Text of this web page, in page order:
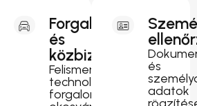
Forgalomirányítás
és
közbiztonság
Felismerési
technológia
forgalomfigyeléshez,
és
adatok